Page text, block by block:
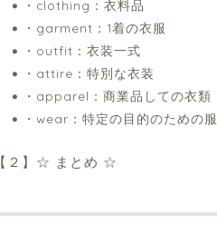
・clothing：衣料品
・garment：1着の衣服
・outfit：衣装一式
・attire：特別な衣装
・apparel：商業品しての衣類
・wear：特定の目的のための服
【２】☆ まとめ ☆